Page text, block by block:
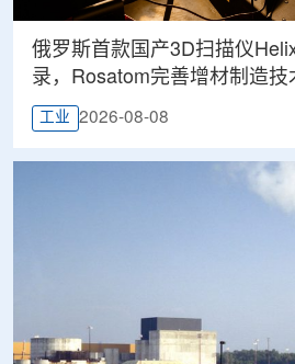
俄罗斯首款国产3D扫描仪
录，Rosatom完善增材制造技
工业 2026-08-08